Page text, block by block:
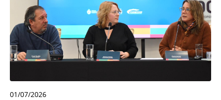
01/07/2026